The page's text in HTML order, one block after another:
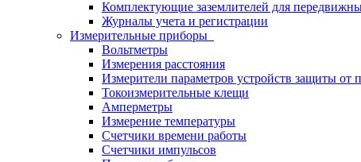
Комплектующие заземлителей для
Журналы учета и регистрации
Измерительные приборы
Вольтметры
Измерения расстояния
Измерители параметров устройств защиты
Токоизмерительные клещи
Амперметры
Измерение температуры
Счетчики времени работы
Счетчики импульсов